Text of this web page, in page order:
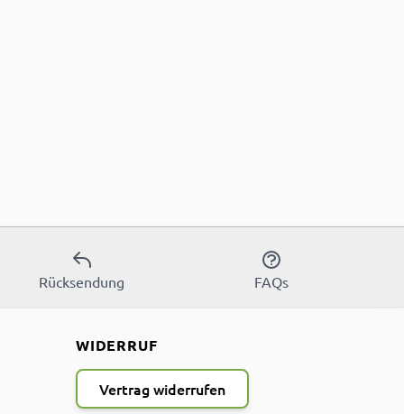
Rücksendung FAQs
WIDERRUF
Vertrag widerrufen